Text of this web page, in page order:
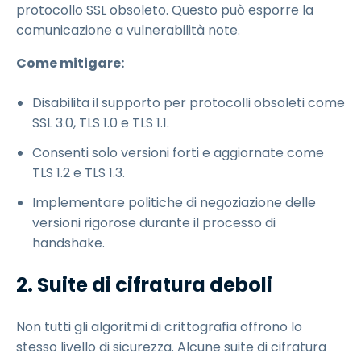
protocollo SSL obsoleto. Questo può esporre la
comunicazione a vulnerabilità note.
Come mitigare:
Disabilita il supporto per protocolli obsoleti come
SSL 3.0, TLS 1.0 e TLS 1.1.
Consenti solo versioni forti e aggiornate come
TLS 1.2 e TLS 1.3.
Implementare politiche di negoziazione delle
versioni rigorose durante il processo di
handshake.
2. Suite di cifratura deboli
Non tutti gli algoritmi di crittografia offrono lo
stesso livello di sicurezza. Alcune suite di cifratura